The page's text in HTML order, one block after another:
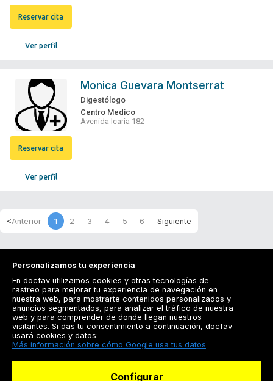
Ver perfil
Reservar cita
Ver perfil
Reservar cita
Monica Guevara Montserrat
Digestólogo
Centro Medico
Avenida Icaria 182
1 2 3 4 5 6
Registrarse
Docfav
Personalizamos tu experiencia
En docfav utilizamos cookies y otras tecnologías de
rastreo para mejorar tu experiencia de navegación en
nuestra web, para mostrarte contenidos personalizados y
anuncios segmentados, para analizar el tráfico de nuestra
web y para comprender de donde llegan nuestros
visitantes. Si das tu consentimiento a continuación, docfav
usará cookies y datos:
Más información sobre cómo Google usa tus datos
Configurar